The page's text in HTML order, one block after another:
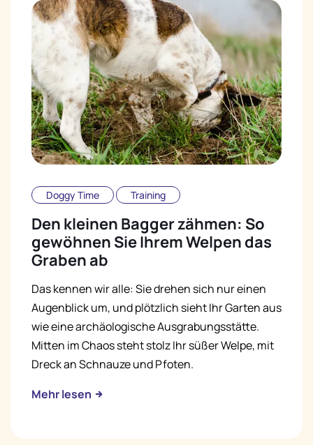
Doggy Time Training
Den kleinen Bagger zähmen: So
gewöhnen Sie Ihrem Welpen das
Graben ab
Das kennen wir alle: Sie drehen sich nur einen
Augenblick um, und plötzlich sieht Ihr Garten aus
wie eine archäologische Ausgrabungsstätte.
Mitten im Chaos steht stolz Ihr süßer Welpe, mit
Dreck an Schnauze und Pfoten.
Mehr lesen